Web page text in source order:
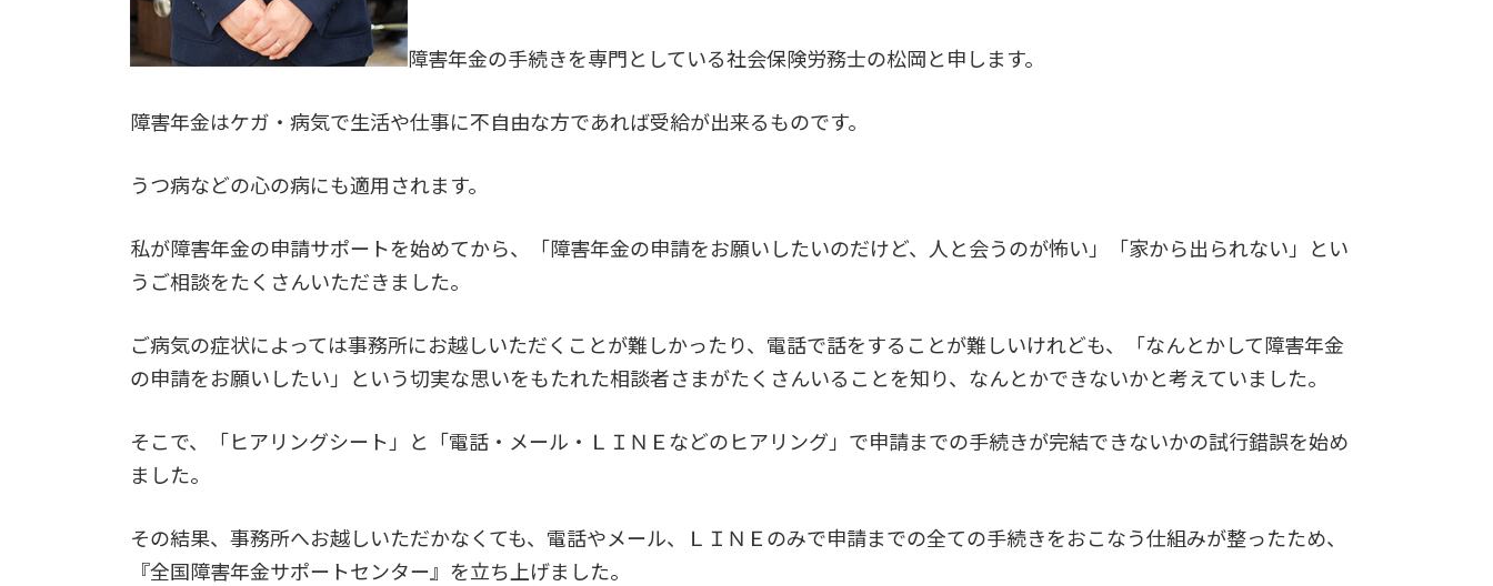
障害年金の手続きを専門としている社会保険労務士の松岡と申します。
障害年金はケガ・病気で生活や仕事に不自由な方であれば受給が出来るものです。
うつ病などの心の病にも適用されます。
私が障害年金の申請サポートを始めてから、「障害年金の申請をお願いしたいのだけど、人と会うのが怖い」「家から出られない」とい
うご相談をたくさんいただきました。
ご病気の症状によっては事務所にお越しいただくことが難しかったり、電話で話をすることが難しいけれども、「なんとかして障害年金
の申請をお願いしたい」という切実な思いをもたれた相談者さまがたくさんいることを知り、なんとかできないかと考えていました。
そこで、「ヒアリングシート」と「電話・メール・ＬＩＮＥなどのヒアリング」で申請までの手続きが完結できないかの試行錯誤を始め
ました。
その結果、事務所へお越しいただかなくても、電話やメール、ＬＩＮＥのみで申請までの全ての手続きをおこなう仕組みが整ったため、
『全国障害年金サポートセンター』を立ち上げました。